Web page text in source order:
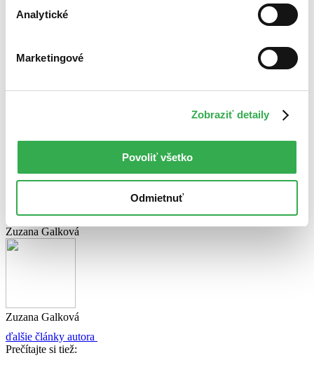
Analytické
Marketingové
Zobraziť detaily
Povoliť všetko
Odmietnuť
rozprávka je medzi českými deťmi najobľúbenejšia. A poradie?
miesto – Perníková chalúpka
miesto – Zlatovláska
Nuž, nešlo nám o nič viac, ani o nič menej, ako o snahu dokázať, že
Čechov nezanevreli. A že im doprajeme. Veď práve vďaka nim
máme k dispozícii jednu z najširších knižných ponúk na svete.
Zdroj: Internet
O autorovi
Zuzana Galková
Zuzana Galková
ďalšie články autora
Prečítajte si tiež: